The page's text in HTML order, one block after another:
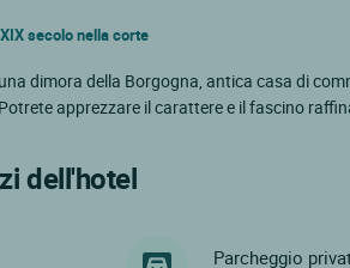
secolo nella corte
dimora della Borgogna, antica casa di
apprezzare il carattere e il fascino
dell'hotel
Parcheggio